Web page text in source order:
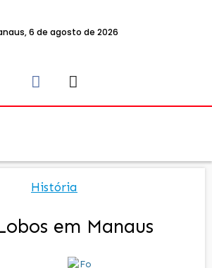
6 de agosto de 2026
História
em Manaus